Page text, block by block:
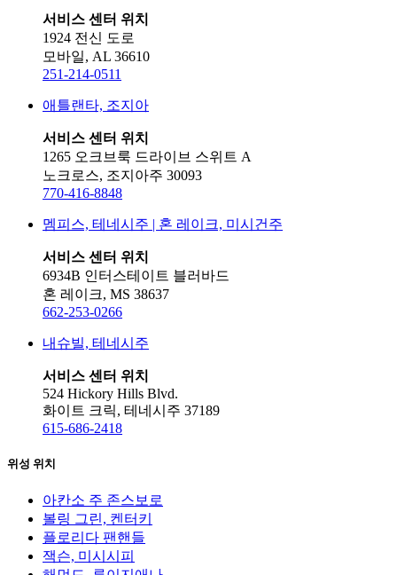
서비스 센터 위치
1924 전신 도로
모바일, AL 36610
251-214-0511
애틀랜타, 조지아
서비스 센터 위치
1265 오크브룩 드라이브 스위트 A
노크로스, 조지아주 30093
770-416-8848
멤피스, 테네시주 | 혼 레이크, 미시건주
서비스 센터 위치
6934B 인터스테이트 블러바드
혼 레이크, MS 38637
662-253-0266
내슈빌, 테네시주
서비스 센터 위치
524 Hickory Hills Blvd.
화이트 크릭, 테네시주 37189
615-686-2418
위성 위치
아칸소 주 존스보로
볼링 그린, 켄터키
플로리다 팬핸들
잭슨, 미시시피